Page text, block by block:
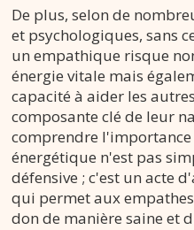
De plus, selon de
et psychologiques, sans
un empathique risque
énergie vitale mais
capacité à aider les
composante clé de leur
comprendre l'importance
énergétique n'est pas
défensive ; c'est un acte
qui permet aux
don de manière saine et